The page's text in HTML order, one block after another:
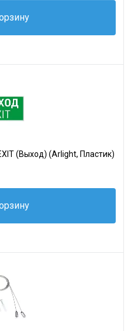
(Выход) (Arlight, Пластик)